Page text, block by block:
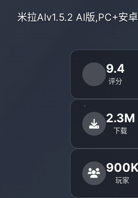
米拉AIv1.5.2 AI版,PC+安
9.4
评分
2.3M
下载
900K
玩家